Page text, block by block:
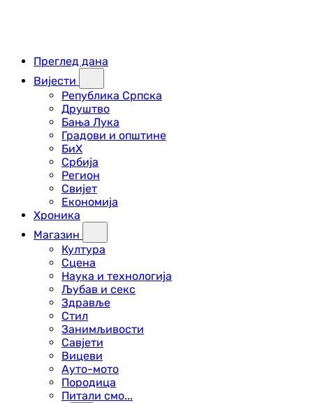
Преглед дана
Вијести
Република Српска
Друштво
Бања Лука
Градови и општине
БиХ
Србија
Регион
Свијет
Економија
Хроника
Магазин
Култура
Сцена
Наука и технологија
Љубав и секс
Здравље
Стил
Занимљивости
Савјети
Вицеви
Ауто-мото
Породица
Питали смо...